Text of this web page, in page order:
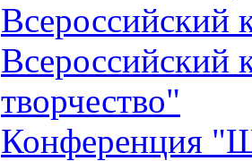
Всероссийский
Всероссийский
творчество"
Конференция